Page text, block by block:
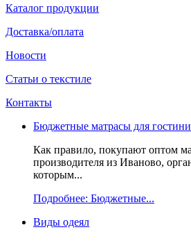
Каталог продукции
Доставка/оплата
Новости
Статьи о текстиле
Контакты
Бюджетные матрасы для
Как правило, покупают оптом
производителя из Иваново,
которым...
Подробнее: Бюджетные...
Виды одеял